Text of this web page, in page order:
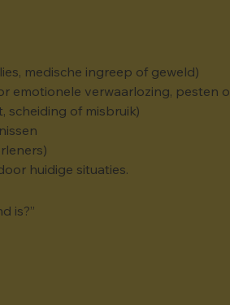
medische ingreep of geweld)
emotionele verwaarlozing, pesten
scheiding of misbruik)
huidige situaties.
is?”